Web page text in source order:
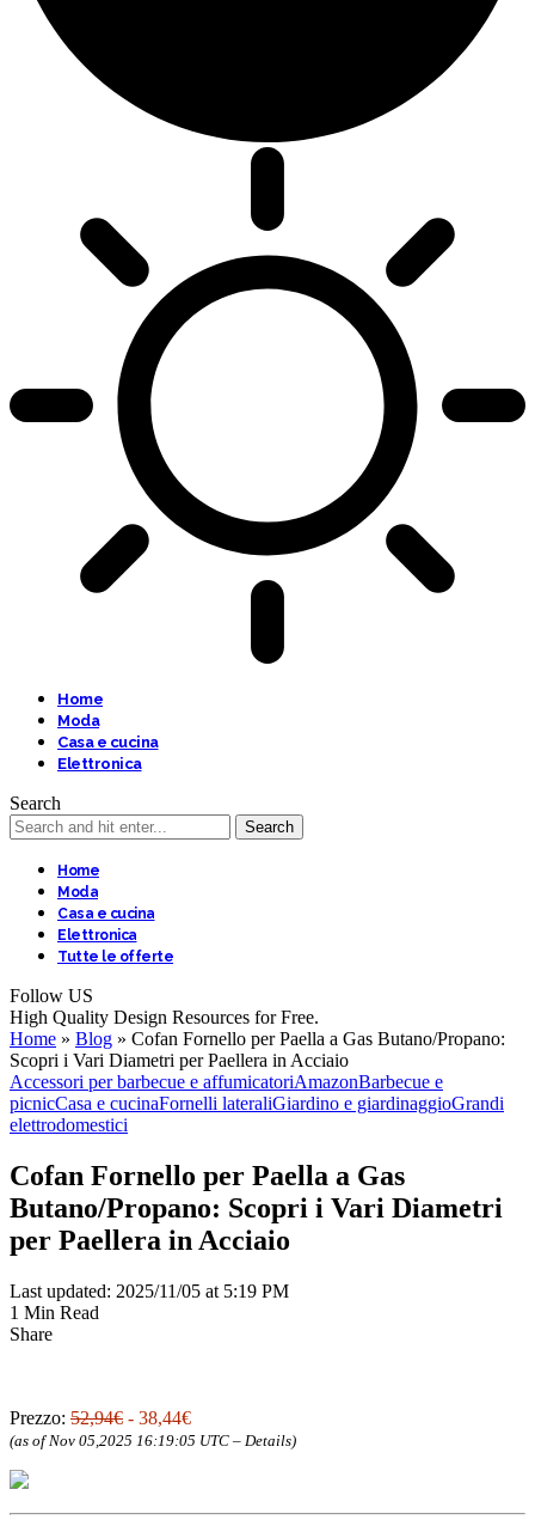
Home
Moda
Casa e cucina
Elettronica
Search
Home
Moda
Casa e cucina
Elettronica
Tutte le offerte
Follow US
High Quality Design Resources for Free.
Home » Blog » Cofan Fornello per Paella a Gas Butano/Propano:
Scopri i Vari Diametri per Paellera in Acciaio
Accessori per barbecue e affumicatoriAmazonBarbecue e
picnicCasa e cucinaFornelli lateraliGiardino e giardinaggioGrandi
elettrodomestici
Cofan Fornello per Paella a Gas
Butano/Propano: Scopri i Vari Diametri
per Paellera in Acciaio
Last updated: 2025/11/05 at 5:19 PM
1 Min Read
Share
Prezzo: 52,94€ - 38,44€
(as of Nov 05,2025 16:19:05 UTC – Details)